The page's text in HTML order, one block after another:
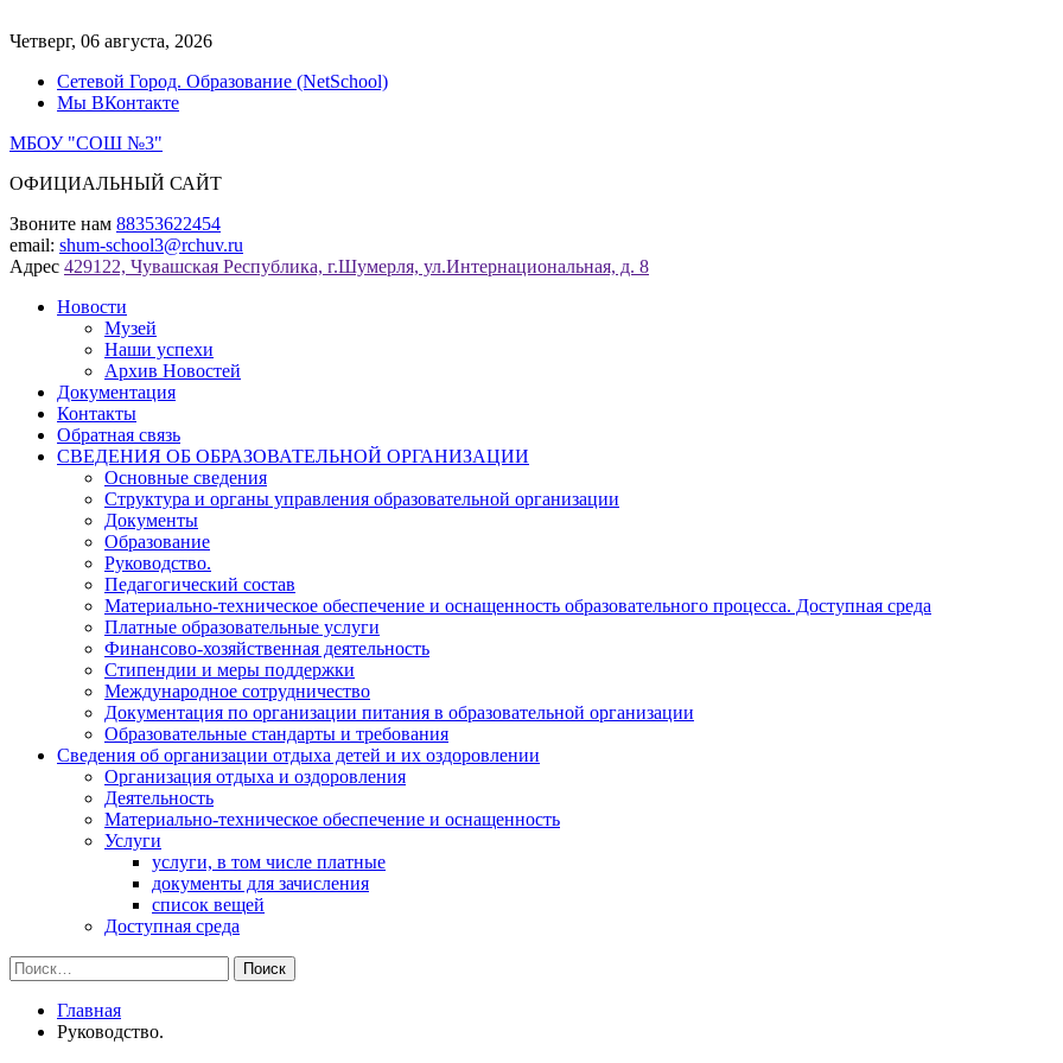
к
Четверг, 06 августа, 2026
Сетевой Город. Образование (NetSchool)
Мы ВКонтакте
МБОУ "СОШ №3"
ОФИЦИАЛЬНЫЙ САЙТ
Звоните нам 88353622454
email: shum-school3@rchuv.ru
Адрес 429122, Чувашская Республика, г.Шумерля, ул.Интернациональная, д. 8
Новости
Музей
Наши успехи
Архив Новостей
Документация
Контакты
Обратная связь
СВЕДЕНИЯ ОБ ОБРАЗОВАТЕЛЬНОЙ ОРГАНИЗАЦИИ
Основные сведения
Структура и органы управления образовательной организации
Документы
Образование
Руководство.
Педагогический состав
Материально-техническое обеспечение и оснащенность образовательного процесса. Доступная среда
Платные образовательные услуги
Финансово-хозяйственная деятельность
Стипендии и меры поддержки
Международное сотрудничество
Документация по организации питания в образовательной организации
Образовательные стандарты и требования
Сведения об организации отдыха детей и их оздоровлении
Организация отдыха и оздоровления
Деятельность
Материально-техническое обеспечение и оснащенность
Услуги
услуги, в том числе платные
документы для зачисления
список вещей
Доступная среда
Найти:
Главная
Руководство.